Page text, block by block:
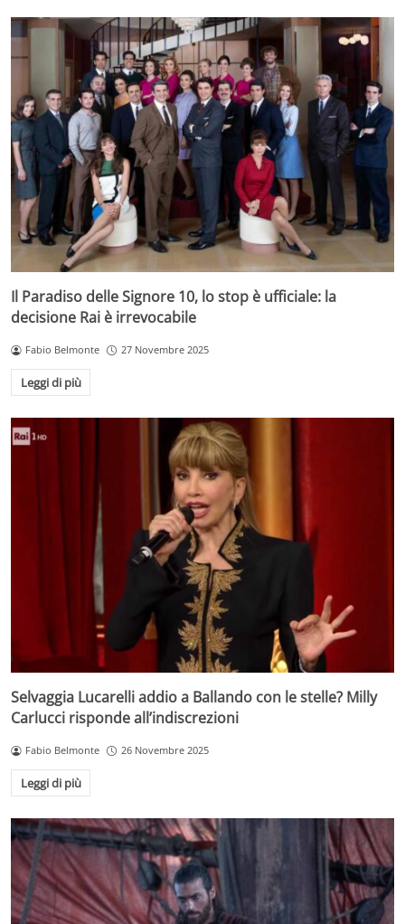
Il Paradiso delle Signore 10, lo stop è ufficiale: la
decisione Rai è irrevocabile
Fabio Belmonte 27 Novembre 2025
Leggi di più
Selvaggia Lucarelli addio a Ballando con le stelle? Milly
Carlucci risponde all’indiscrezioni
Fabio Belmonte 26 Novembre 2025
Leggi di più